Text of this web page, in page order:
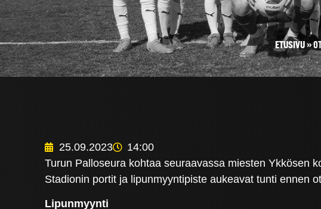
ETUSIVU»
25.09.2023
14:00
Turun Palloseura kohtaa seuraavassa miesten Ykkösen
Stadionin portit ja lipunmyyntipiste aukeavat tunti ennen
Lipunmyynti